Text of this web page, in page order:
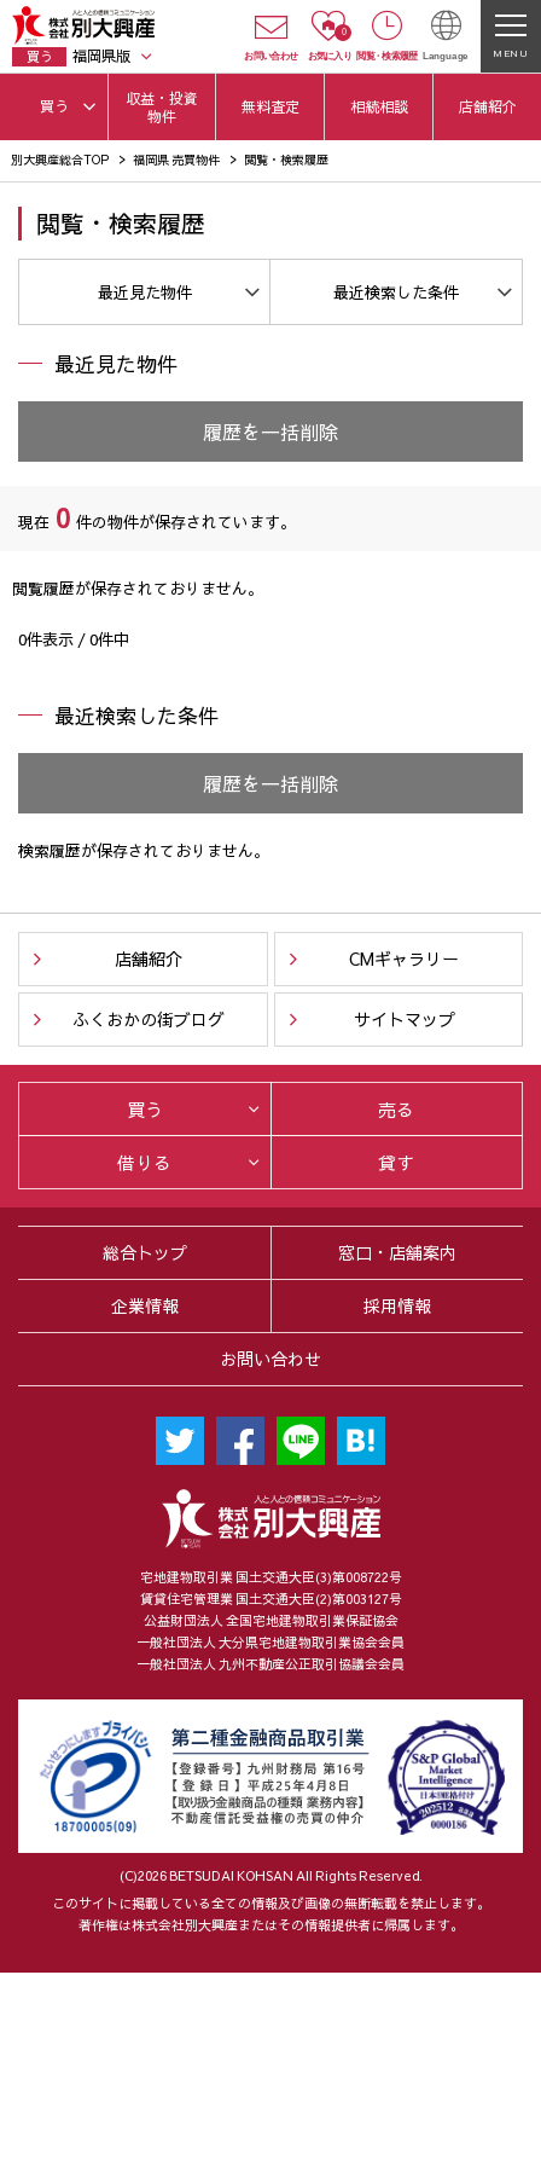
買う 福岡県版 お問い合わせ
0
お気に入り 閲覧・ 検索履歴 Language MENU
買う
収益・投資
物件
無料査定 相続相談 店舗紹介
別大興産総合TOP 福岡県 売買物件 閲覧・検索履歴
閲覧・検索履歴
最近見た物件 最近検索した条件
最近見た物件
履歴を一括削除
現在 0 件の物件が保存されています。
閲覧履歴が保存されておりません。
0件表示 /0件中
最近検索した条件
履歴を一括削除
検索履歴が保存されておりません。
店舗紹介 CMギャラリー
ふくおかの街ブログ サイトマップ
宅地建物取引業 国土交通大臣(3)第008722号
賃貸住宅管理業 国土交通大臣(2)第003127号
公益財団法人 全国宅地建物取引業保証協会
一般社団法人 大分県宅地建物取引業協会会員
一般社団法人 九州不動産公正取引協議会会員
(C)2026 BETSUDAI KOHSAN All Rights Reserved.
このサイトに掲載している全ての情報及び画像の無断転載を禁止します。
著作権は株式会社別大興産またはその情報提供者に帰属します。
総合トップ 窓口・店舗案内
企業情報 採用情報
お問い合わせ
買う
売る
借りる
貸す